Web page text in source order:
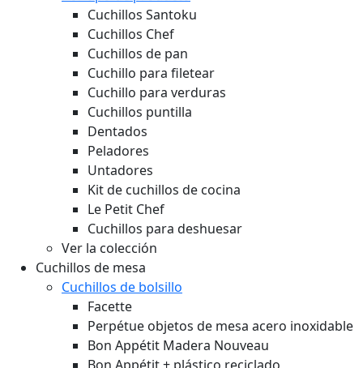
Cuchillos Santoku
Cuchillos Chef
Cuchillos de pan
Cuchillo para filetear
Cuchillo para verduras
Cuchillos puntilla
Dentados
Peladores
Untadores
Kit de cuchillos de cocina
Le Petit Chef
Cuchillos para deshuesar
Ver la colección
Cuchillos de mesa
Cuchillos de bolsillo
Facette
Perpétue objetos de mesa acero inoxidable
Bon Appétit Madera Nouveau